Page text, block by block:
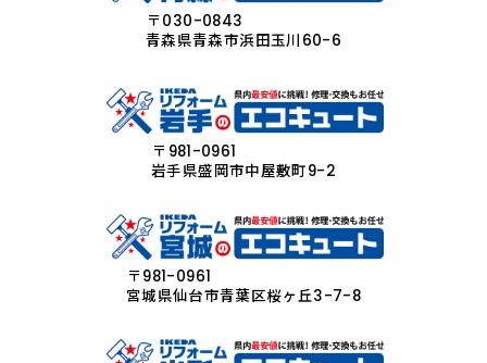
〒030-0843
青森県青森市浜田玉川60-6
〒981-0961
岩手県盛岡市中屋敷町9-2
〒981-0961
宮城県仙台市青葉区桜ヶ丘3-7-8